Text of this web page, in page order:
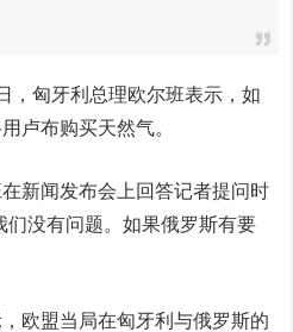
，匈牙利总理欧尔班表示，如
卢布购买天然气。
新闻发布会上回答记者提问时
们没有问题。如果俄罗斯有要
欧盟当局在匈牙利与俄罗斯的